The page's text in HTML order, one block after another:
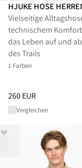
HJUKE HOSE
Vielseitige
technischem
das Leben auf und
des Trails
1 Farben
Preis: 260 EUR,
260 EUR
Vergleichen